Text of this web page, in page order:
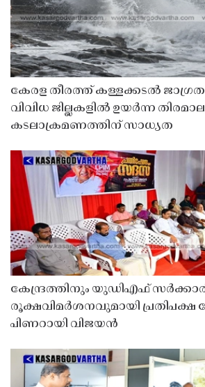
കേരള തീരത്ത് കള്ളക്കടൽ
വിവിധ ജില്ലകളിൽ ഉയർന്ന
കടലാക്രമണത്തിന് സാധ്യത
കേന്ദ്രത്തിനും യുഡിഎഫ്
രൂക്ഷവിമർശനവുമായി പ്രതിപക്ഷ
പിണറായി വിജയൻ